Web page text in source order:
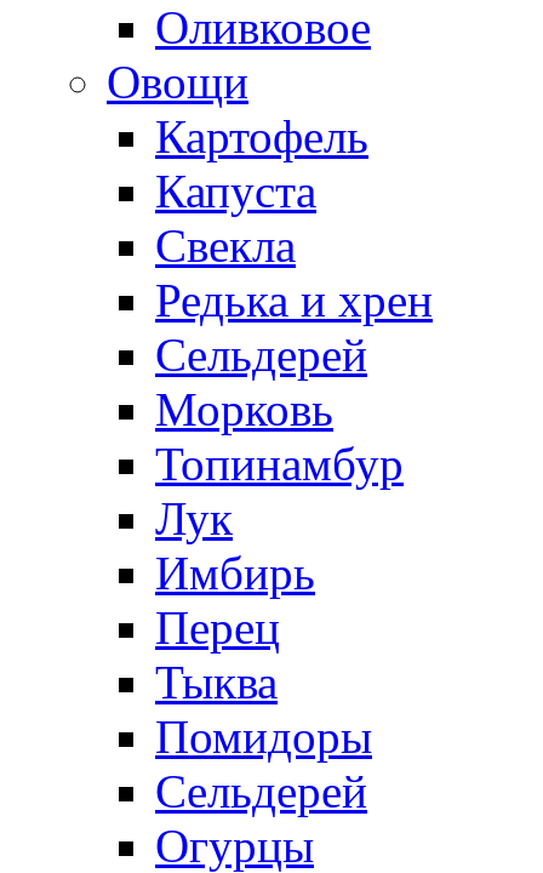
Оливковое
Овощи
Картофель
Капуста
Свекла
Редька и хрен
Сельдерей
Морковь
Топинамбур
Лук
Имбирь
Перец
Тыква
Помидоры
Сельдерей
Огурцы